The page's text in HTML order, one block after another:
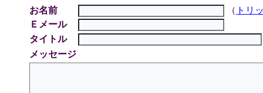
お名前 （ トリ
Ｅメール
タイトル
メッセージ